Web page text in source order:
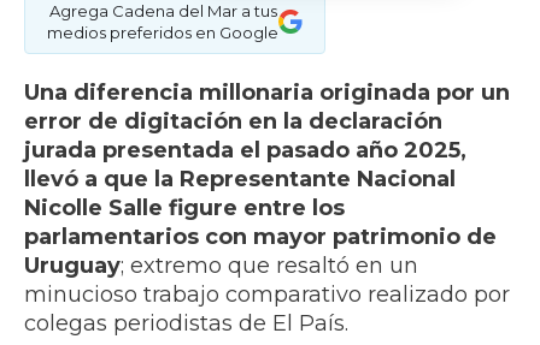
Agrega Cadena del Mar a tus
medios preferidos en Google
Una diferencia millonaria originada por un
error de digitación en la declaración
jurada presentada el pasado año 2025,
llevó a que la Representante Nacional
Nicolle Salle figure entre los
parlamentarios con mayor patrimonio de
Uruguay; extremo que resaltó en un
minucioso trabajo comparativo realizado por
colegas periodistas de El País.